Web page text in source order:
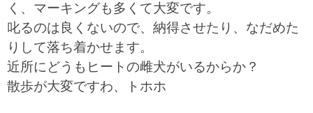
く、マーキングも多くて大変です。
叱るのは良くないので、納得させたり、なだめた
りして落ち着かせます。
近所にどうもヒートの雌犬がいるからか？
散歩が大変ですわ、トホホ